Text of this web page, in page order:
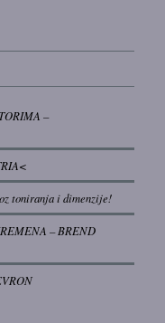
–
toniranja i dimenzije!
– BREND